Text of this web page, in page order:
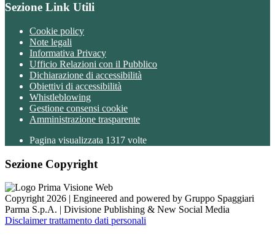
Sezione Link Utili
Cookie policy
Note legali
Informativa Privacy
Ufficio Relazioni con il Pubblico
Dichiarazione di accessibilità
Obiettivi di accessibilità
Whistleblowing
Gestione consensi cookie
Amministrazione trasparente
Pagina visualizzata 1317 volte
Sezione Copyright
Copyright 2026 | Engineered and powered by Gruppo Spaggiari
Parma S.p.A. | Divisione Publishing & New Social Media
Disclaimer trattamento dati personali